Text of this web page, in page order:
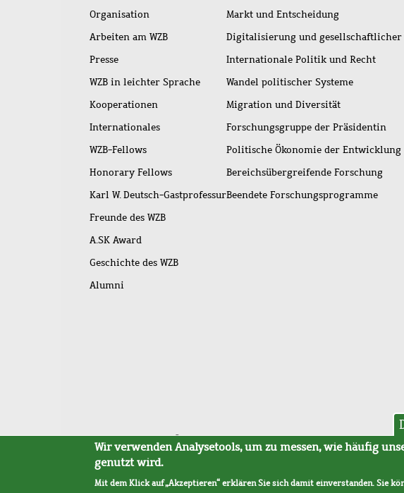
Organisation
Arbeiten am WZB
Presse
WZB in leichter Sprache
Kooperationen
Internationales
WZB-Fellows
Honorary Fellows
Karl W. Deutsch-Gastprofessur
Freunde des WZB
A.SK Award
Geschichte des WZB
Alumni
Markt und Entscheidung
Digitalisierung und gesellschaftlicher
Internationale Politik und Recht
Wandel politischer Systeme
Migration und Diversität
Forschungsgruppe der Präsidentin
Politische Ökonomie der Entwicklung
Bereichsübergreifende Forschung
Beendete Forschungsprogramme
Fußleistenmenü
SitemapBarrierefreiheitImpressumDatenschutzAVB
Wir verwenden Analysetools, um zu messen, wie häufig
genutzt wird.
Mit dem Klick auf „Akzeptieren“ erklären Sie sich damit einverstanden. Sie